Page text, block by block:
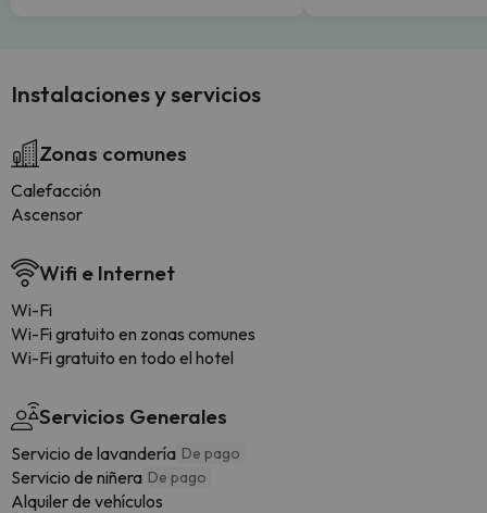
Instalaciones y servicios
Zonas comunes
Calefacción
Ascensor
Wifi e Internet
Wi-Fi
Wi-Fi gratuito en zonas comunes
Wi-Fi gratuito en todo el hotel
Servicios Generales
Servicio de lavandería De pago
Servicio de niñera De pago
Alquiler de vehículos